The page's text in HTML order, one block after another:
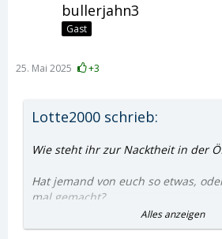
bullerjahn3
Gast
25. Mai 2025 +3
Lotte2000 schrieb:
Wie steht ihr zur Nacktheit in der
Hat jemand von euch so etwas,
mal gemacht?
Würdet ihr so etwas gerne einmal
Alles anzeigen